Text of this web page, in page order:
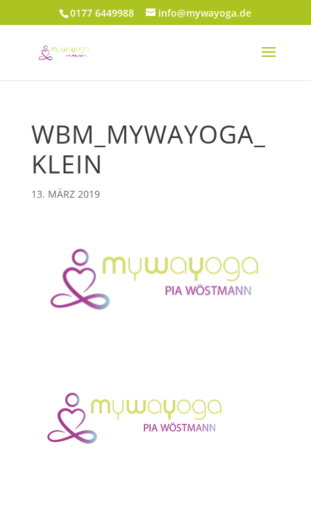
0177 6449988 info@mywayoga.de
WBM_MYWAYOGA_
KLEIN
13. MÄRZ 2019